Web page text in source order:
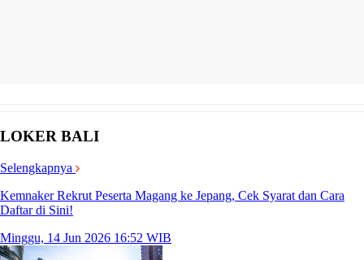
LOKER BALI
Selengkapnya
Kemnaker Rekrut Peserta Magang ke Jepang, Cek Syarat dan Cara
Daftar di Sini!
Minggu, 14 Jun 2026 16:52 WIB